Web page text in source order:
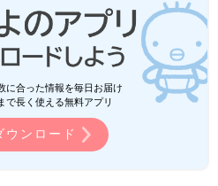
に合った情報を毎日お届け
で長く使える無料アプリ
ウンロード